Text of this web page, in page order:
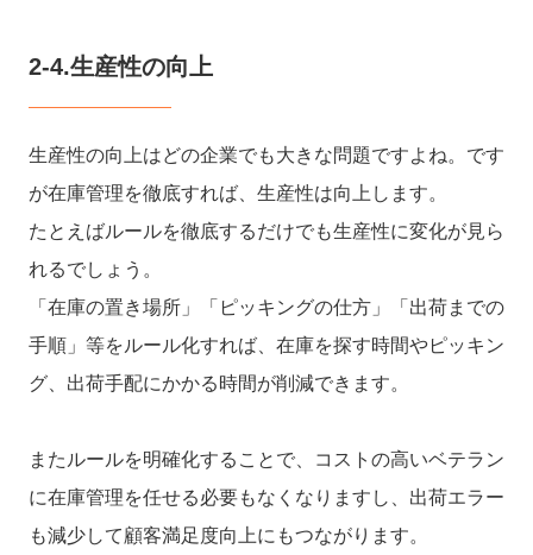
2-4.生産性の向上
生産性の向上はどの企業でも大きな問題ですよね。です
が在庫管理を徹底すれば、生産性は向上します。
たとえばルールを徹底するだけでも生産性に変化が見ら
れるでしょう。
「在庫の置き場所」「ピッキングの仕方」「出荷までの
手順」等をルール化すれば、在庫を探す時間やピッキン
グ、出荷手配にかかる時間が削減できます。
またルールを明確化することで、コストの高いベテラン
に在庫管理を任せる必要もなくなりますし、出荷エラー
も減少して顧客満足度向上にもつながります。